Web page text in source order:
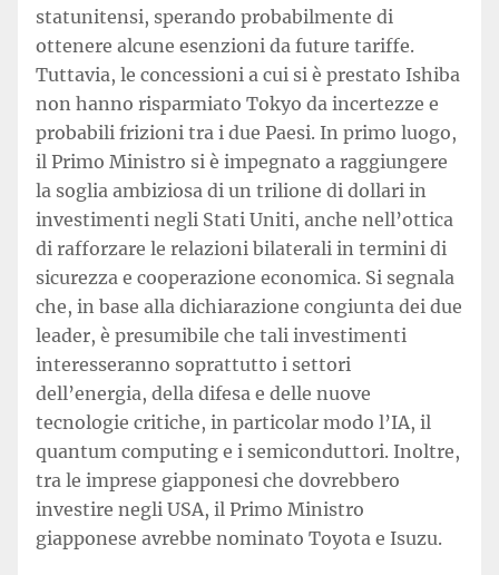
statunitensi, sperando probabilmente di
ottenere alcune esenzioni da future tariffe.
Tuttavia, le concessioni a cui si è prestato Ishiba
non hanno risparmiato Tokyo da incertezze e
probabili frizioni tra i due Paesi. In primo luogo,
il Primo Ministro si è impegnato a raggiungere
la soglia ambiziosa di un trilione di dollari in
investimenti negli Stati Uniti, anche nell’ottica
di rafforzare le relazioni bilaterali in termini di
sicurezza e cooperazione economica. Si segnala
che, in base alla dichiarazione congiunta dei due
leader, è presumibile che tali investimenti
interesseranno soprattutto i settori
dell’energia, della difesa e delle nuove
tecnologie critiche, in particolar modo l’IA, il
quantum computing e i semiconduttori. Inoltre,
tra le imprese giapponesi che dovrebbero
investire negli USA, il Primo Ministro
giapponese avrebbe nominato Toyota e Isuzu.